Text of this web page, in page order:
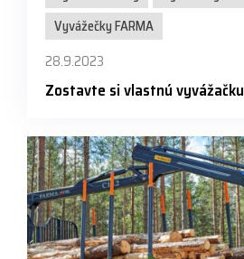
Vyvážečky FARMA
28.9.2023
Zostavte si vlastnú vyvážačku